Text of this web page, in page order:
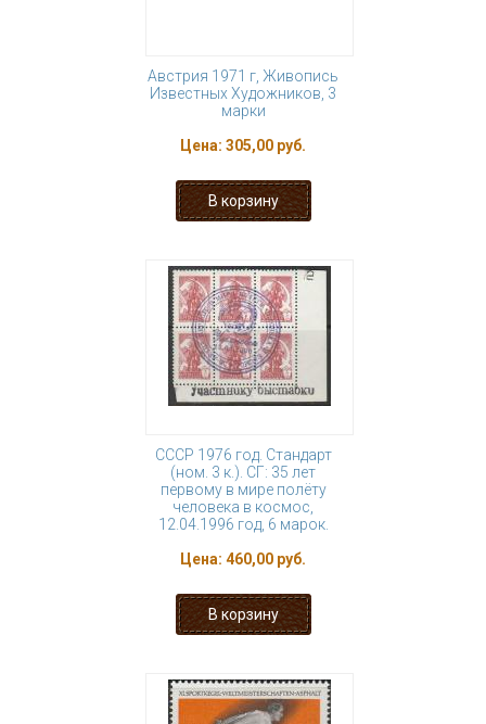
Австрия 1971 г, Живопись
Известных Художников, 3
марки
Цена: 305,00 руб.
СССР 1976 год. Стандарт
(ном. 3 к.). СГ: 35 лет
первому в мире полёту
человека в космос,
12.04.1996 год, 6 марок.
Цена: 460,00 руб.